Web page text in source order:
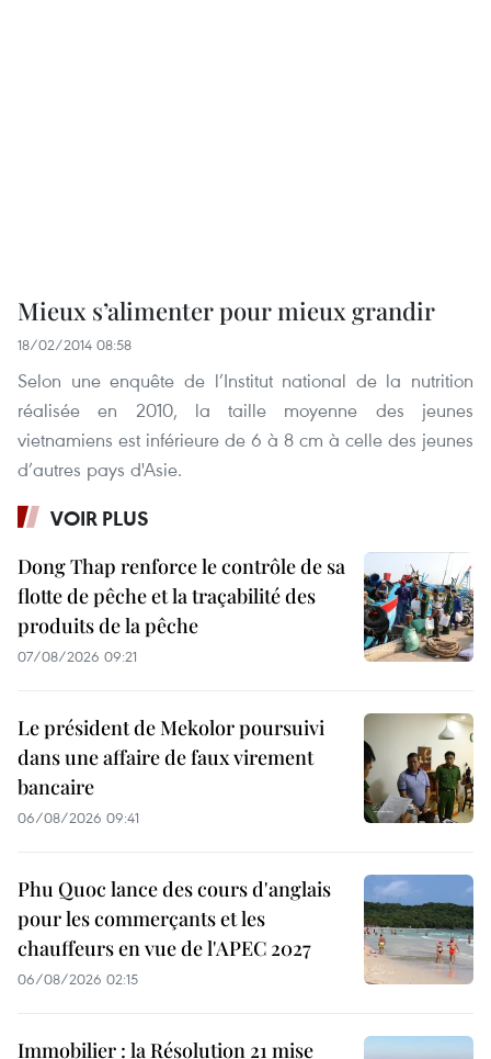
Mieux s’alimenter pour mieux grandir
18/02/2014 08:58
Selon une enquête de l’Institut national de la nutrition
réalisée en 2010, la taille moyenne des jeunes
vietnamiens est inférieure de 6 à 8 cm à celle des jeunes
d’autres pays d'Asie.
VOIR PLUS
Dong Thap renforce le contrôle de sa
flotte de pêche et la traçabilité des
produits de la pêche
07/08/2026 09:21
Le président de Mekolor poursuivi
dans une affaire de faux virement
bancaire
06/08/2026 09:41
Phu Quoc lance des cours d'anglais
pour les commerçants et les
chauffeurs en vue de l'APEC 2027
06/08/2026 02:15
Immobilier : la Résolution 21 mise